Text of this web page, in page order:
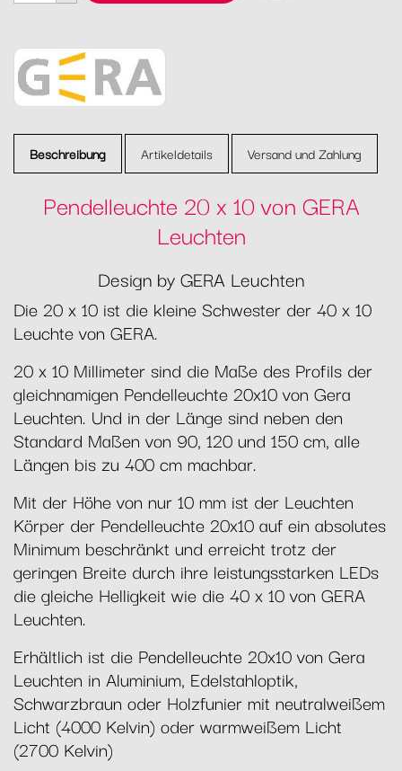
Beschreibung Artikeldetails Versand und Zahlung
Pendelleuchte 20 x 10 von GERA
Leuchten
Design by GERA Leuchten
Die 20 x 10 ist die kleine Schwester der 40 x 10
Leuchte von GERA.
20 x 10 Millimeter sind die Maße des Profils der
gleichnamigen Pendelleuchte 20x10 von Gera
Leuchten. Und in der Länge sind neben den
Standard Maßen von 90, 120 und 150 cm, alle
Längen bis zu 400 cm machbar.
Mit der Höhe von nur 10 mm ist der Leuchten
Körper der Pendelleuchte 20x10 auf ein absolutes
Minimum beschränkt und erreicht trotz der
geringen Breite durch ihre leistungsstarken LEDs
die gleiche Helligkeit wie die 40 x 10 von GERA
Leuchten.
Erhältlich ist die Pendelleuchte 20x10 von Gera
Leuchten in Aluminium, Edelstahloptik,
Schwarzbraun oder Holzfunier mit neutralweißem
Licht (4000 Kelvin) oder warmweißem Licht
(2700 Kelvin)